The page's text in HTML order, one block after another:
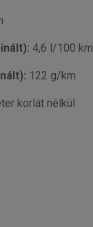
4,6 l/100 km
122 g/km
korlát nélkül